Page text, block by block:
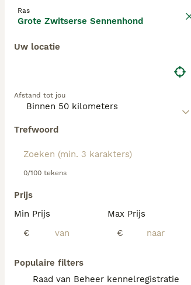
Ras
Grote Zwitserse Sennenhond
Uw locatie
Afstand tot jou
Trefwoord
0/100 tekens
Prijs
Min Prijs
€
Max Prijs
€
Populaire filters
Raad van Beheer kennelregistratie